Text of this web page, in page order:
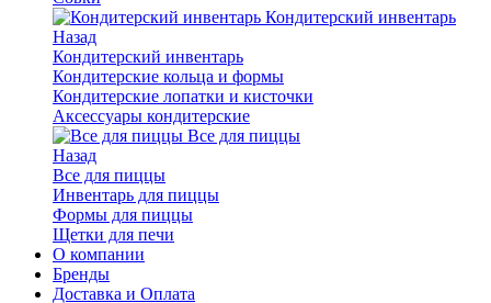
Кондитерский инвентарь
Назад
Кондитерский инвентарь
Кондитерские кольца и формы
Кондитерские лопатки и кисточки
Аксессуары кондитерские
Все для пиццы
Назад
Все для пиццы
Инвентарь для пиццы
Формы для пиццы
Щетки для печи
О компании
Бренды
Доставка и Оплата